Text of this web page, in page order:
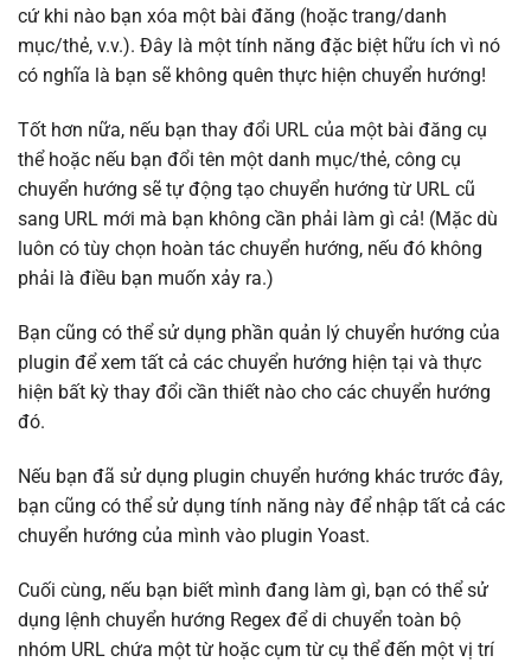
cứ khi nào bạn xóa một bài đăng (hoặc trang/danh
mục/thẻ, v.v.). Đây là một tính năng đặc biệt hữu ích vì nó
có nghĩa là bạn sẽ không quên thực hiện chuyển hướng!
Tốt hơn nữa, nếu bạn thay đổi URL của một bài đăng cụ
thể hoặc nếu bạn đổi tên một danh mục/thẻ, công cụ
chuyển hướng sẽ tự động tạo chuyển hướng từ URL cũ
sang URL mới mà bạn không cần phải làm gì cả! (Mặc dù
luôn có tùy chọn hoàn tác chuyển hướng, nếu đó không
phải là điều bạn muốn xảy ra.)
Bạn cũng có thể sử dụng phần quản lý chuyển hướng của
plugin để xem tất cả các chuyển hướng hiện tại và thực
hiện bất kỳ thay đổi cần thiết nào cho các chuyển hướng
đó.
Nếu bạn đã sử dụng plugin chuyển hướng khác trước đây,
bạn cũng có thể sử dụng tính năng này để nhập tất cả các
chuyển hướng của mình vào plugin Yoast.
Cuối cùng, nếu bạn biết mình đang làm gì, bạn có thể sử
dụng lệnh chuyển hướng Regex để di chuyển toàn bộ
nhóm URL chứa một từ hoặc cụm từ cụ thể đến một vị trí